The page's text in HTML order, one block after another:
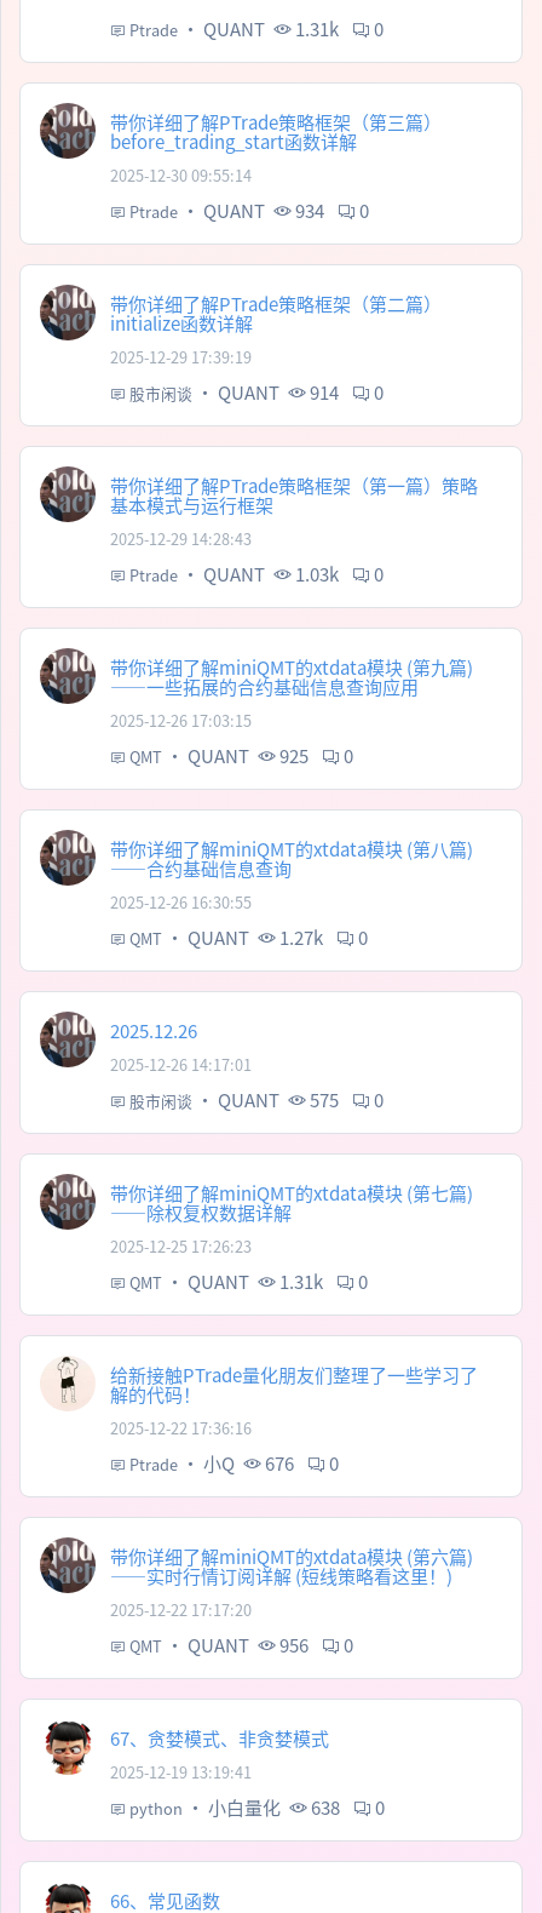
Ptrade · QUANT 1.31k 0
带你详细了解PTrade策略框架（第三篇）
before_trading_start函数详解
2025-12-30 09:55:14
Ptrade · QUANT 934 0
带你详细了解PTrade策略框架（第二篇）
initialize函数详解
2025-12-29 17:39:19
股市闲谈 · QUANT 914 0
带你详细了解PTrade策略框架（第一篇）策略
基本模式与运行框架
2025-12-29 14:28:43
Ptrade · QUANT 1.03k 0
带你详细了解miniQMT的xtdata模块 (第九篇)
——一些拓展的合约基础信息查询应用
2025-12-26 17:03:15
QMT · QUANT 925 0
带你详细了解miniQMT的xtdata模块 (第八篇)
——合约基础信息查询
2025-12-26 16:30:55
QMT · QUANT 1.27k 0
2025.12.26
2025-12-26 14:17:01
股市闲谈 · QUANT 575 0
带你详细了解miniQMT的xtdata模块 (第七篇)
——除权复权数据详解
2025-12-25 17:26:23
QMT · QUANT 1.31k 0
给新接触PTrade量化朋友们整理了一些学习了
解的代码！
2025-12-22 17:36:16
Ptrade · 小Q 676 0
带你详细了解miniQMT的xtdata模块 (第六篇)
——实时行情订阅详解 (短线策略看这里！)
2025-12-22 17:17:20
QMT · QUANT 956 0
67、贪婪模式、非贪婪模式
2025-12-19 13:19:41
python · 小白量化 638 0
66、常见函数